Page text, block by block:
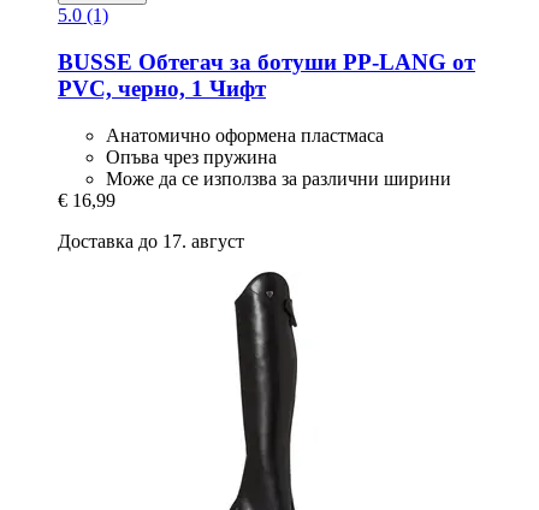
5.0 (1)
BUSSE Обтегач за ботуши PP-​LANG от
PVC, черно, 1 Чифт
Анатомично оформена пластмаса
Опъва чрез пружина
Може да се използва за различни ширини
€ 16,99
Доставка до 17. август